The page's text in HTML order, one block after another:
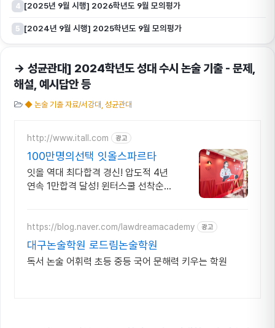
4 [2025년 9월 시행] 2026학년도 9월 모의평가
5 [2024년 9월 시행] 2025학년도 9월 모의평가
→ 성균관대] 2024학년도 성대 수시 논술 기출 - 문제,
해설, 예시답안 등
◆ 논술 기출 자료/서강대, 성균관대
http://www.itall.com 광고
100만명의선택 잇올스파르타
잇올 역대 최다합격 경신! 압도적 4년
연속 1만합격 달성! 윈터스쿨 선착순
https://blog.naver.com/lawdreamacademy 광고
대구논술학원 로드림논술학원
독서 논술 어휘력 초등 중등 국어 문해력 키우는 학원